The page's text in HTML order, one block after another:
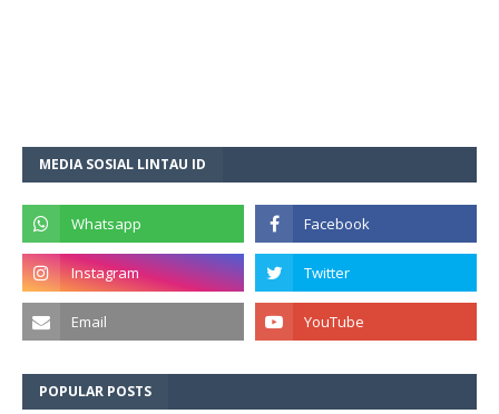
MEDIA SOSIAL LINTAU ID
POPULAR POSTS